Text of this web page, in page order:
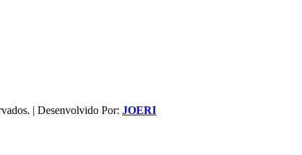
| Desenvolvido Por: JOERI